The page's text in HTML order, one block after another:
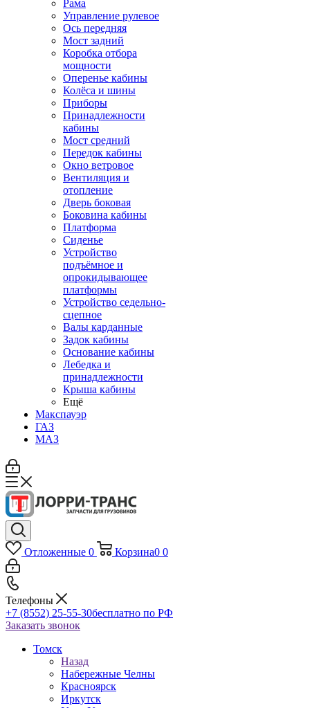
Рама
Управление рулевое
Ось передняя
Мост задний
Коробка отбора
мощности
Оперенье кабины
Колёса и шины
Приборы
Принадлежности
кабины
Мост средний
Передок кабины
Окно ветровое
Вентиляция и
отопление
Дверь боковая
Боковина кабины
Платформа
Сиденье
Устройство
подъёмное и
опрокидывающее
платформы
Устройство седельно-
сцепное
Валы карданные
Задок кабины
Основание кабины
Лебедка и
принадлежности
Крыша кабины
Ещё
Макспауэр
ГАЗ
МАЗ
Отложенные 0 Корзина0 0
Телефоны
+7 (8552) 25-55-30бесплатно по РФ
Заказать звонок
Томск
Назад
Набережные Челны
Красноярск
Иркутск